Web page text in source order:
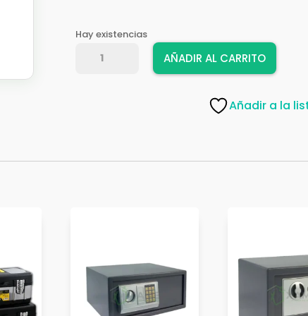
Hay existencias
FUERTE
AÑADIR AL CARRITO
Añadir a la